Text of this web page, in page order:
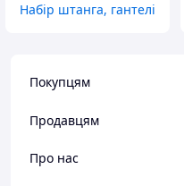
Набір штанга, гантелі
Покупцям
Продавцям
Про нас